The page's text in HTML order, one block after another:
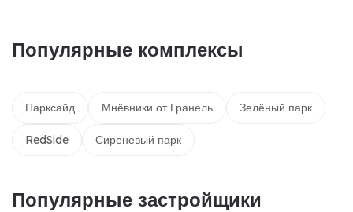
Популярные комплексы
Парксайд Мнёвники от Гранель Зелёный парк
RedSide Сиреневый парк
Популярные застройщики